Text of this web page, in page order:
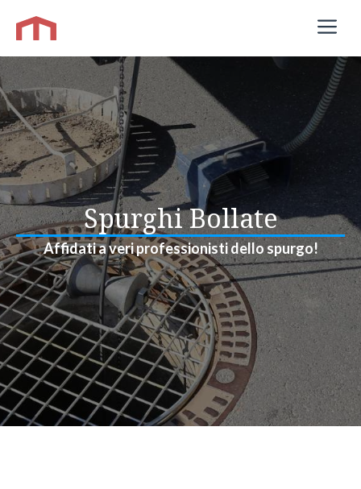
contenuto
Spurghi Bollate
Affidati a veri professionisti dello spurgo!